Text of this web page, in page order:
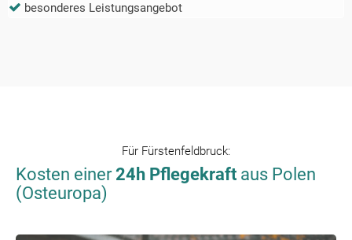
besonderes Leistungsangebot
Für Fürstenfeldbruck:
Kosten einer24h Pflegekraft aus Polen
(Osteuropa)